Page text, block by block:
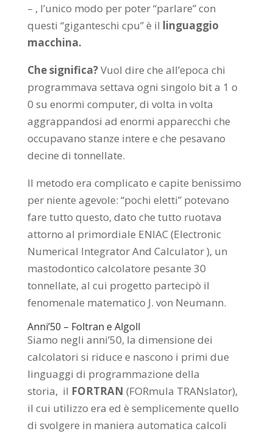
– , l’unico modo per poter “parlare” con
questi “giganteschi cpu” è il linguaggio
macchina.
Che significa?Vuol dire che all’epoca chi
programmava settava ogni singolo bit a 1 o
0 su enormi computer, di volta in volta
aggrappandosi ad enormi apparecchi che
occupavano stanze intere e che pesavano
decine di tonnellate.
Il metodo era complicato e capite benissimo
per niente agevole: “pochi eletti” potevano
fare tutto questo, dato che tutto ruotava
attorno al primordiale ENIAC (Electronic
Numerical Integrator And Calculator ), un
mastodontico calcolatore pesante 30
tonnellate, al cui progetto partecipò il
fenomenale matematico J. von Neumann.
Anni’50 – Foltran e Algoll
Siamo negli anni’50, la dimensione dei
calcolatori si riduce e nascono i primi due
linguaggi di programmazione della
storia, il FORTRAN (FORmula TRANslator),
il cui utilizzo era ed è semplicemente quello
di svolgere in maniera automatica calcoli